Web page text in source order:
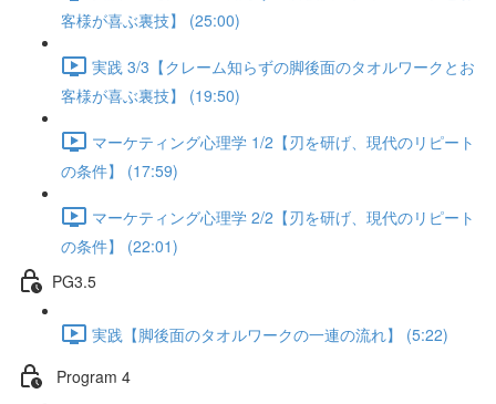
客様が喜ぶ裏技】 (25:00)
実践 3/3【クレーム知らずの脚後面のタオルワークとお
客様が喜ぶ裏技】 (19:50)
マーケティング心理学 1/2【刃を研げ、現代のリピート
の条件】 (17:59)
マーケティング心理学 2/2【刃を研げ、現代のリピート
の条件】 (22:01)
PG3.5
実践【脚後面のタオルワークの一連の流れ】 (5:22)
Program 4